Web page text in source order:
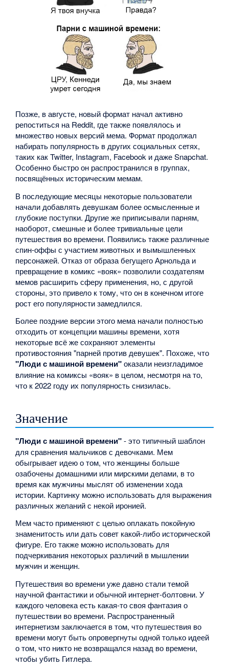
Позже, в августе, новый формат начал активно
репоститься на Reddit, где также появлялось и
множество новых версий мема. Формат продолжал
набирать популярность в других социальных сетях,
таких как Twitter, Instagram, Facebook и даже Snapchat.
Особенно быстро он распространился в группах,
посвящённых историческим мемам.
В последующие месяцы некоторые пользователи
начали добавлять девушкам более осмысленные и
глубокие поступки. Другие же приписывали парням,
наоборот, смешные и более тривиальные цели
путешествия во времени. Появились также различные
спин-оффы с участием животных и вымышленных
персонажей. Отказ от образа бегущего Арнольда и
превращение в комикс «вояк» позволили создателям
мемов расширить сферу применения, но, с другой
стороны, это привело к тому, что он в конечном итоге
рост его популярности замедлился.
Более поздние версии этого мема начали полностью
отходить от концепции машины времени, хотя
некоторые всё же сохраняют элементы
противостояния "парней против девушек". Похоже, что
"Люди с машиной времени"оказали неизгладимое
влияние на комиксы «вояк» в целом, несмотря на то,
что к 2022 году их популярность снизилась.
Значение
"Люди с машиной времени"- это типичный шаблон
для сравнения мальчиков с девочками. Мем
обыгрывает идею о том, что женщины больше
озабочены домашними или мирскими делами, в то
время как мужчины мыслят об изменении хода
истории. Картинку можно использовать для выражения
различных желаний с некой иронией.
Мем часто применяют с целью оплакать покойную
знаменитость или дать совет какой-либо исторической
фигуре. Его также можно использовать для
подчеркивания некоторых различий в мышлении
мужчин и женщин.
Путешествия во времени уже давно стали темой
научной фантастики и обычной интернет-болтовни. У
каждого человека есть какая-то своя фантазия о
путешествии во времени. Распространенный
интернетизм заключается в том, что путешествия во
времени могут быть опровергнуты одной только идеей
о том, что никто не возвращался назад во времени,
чтобы убить Гитлера.